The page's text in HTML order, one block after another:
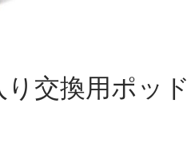
交換用ポッド